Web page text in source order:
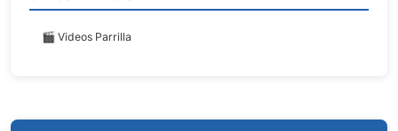
🎬 Videos Parrilla